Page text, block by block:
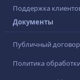
Поддержка
Документы
Публичный договор
Политика